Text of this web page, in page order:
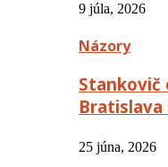
9 júla, 2026
Názory
Stankovič
Bratislava
25 júna, 2026